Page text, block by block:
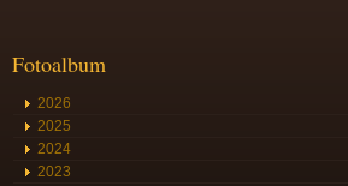
Fotoalbum
2026
2025
2024
2023